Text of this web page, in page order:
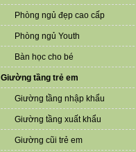
Phòng ngủ đẹp cao cấp
Phòng ngủ Youth
Bàn học cho bé
Giường tầng trẻ em
Giường tầng nhập khẩu
Giường tầng xuất khẩu
Giường cũi trẻ em